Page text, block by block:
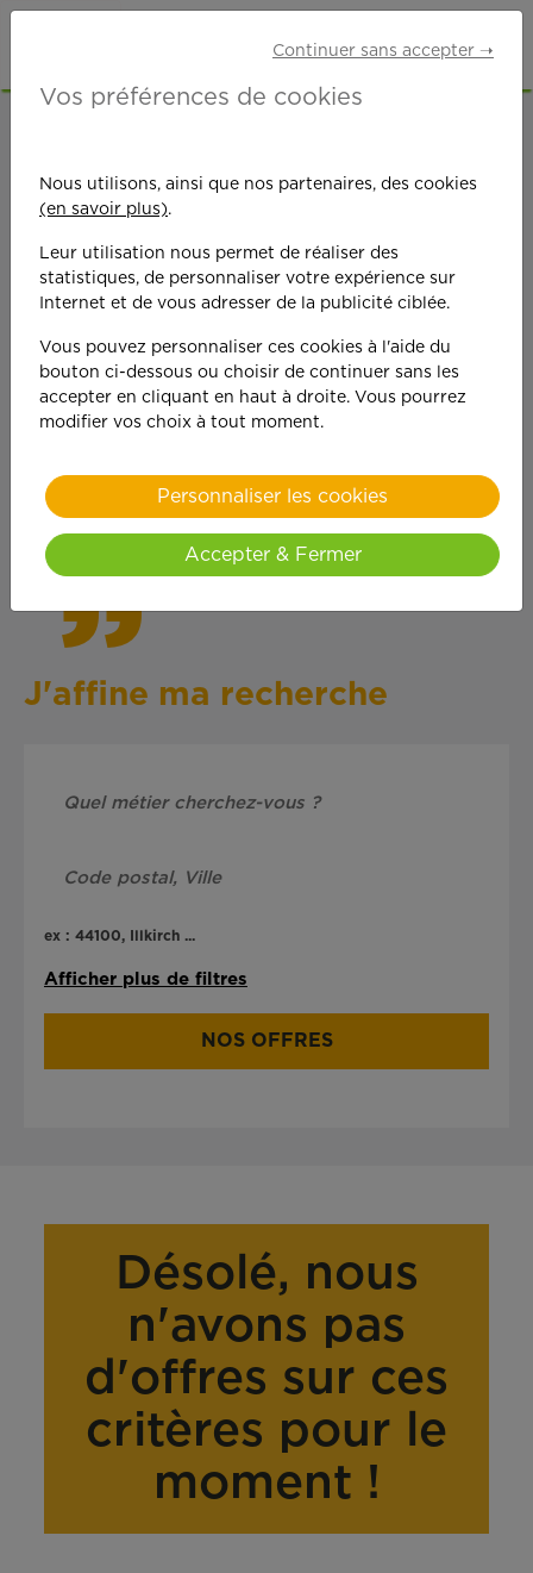
On est toujours plus
performant
quand on y met du
cœur !
J'affine ma recherche
ex : 44100, Illkirch ...
Afficher plus de filtres
NOS OFFRES
Désolé, nous
n'avons pas
d'offres sur ces
critères pour le
moment !
Continuer sans accepter ➝
Vos préférences de cookies
Nous utilisons, ainsi que nos partenaires, des cookies
(en savoir plus).
Leur utilisation nous permet de réaliser des
statistiques, de personnaliser votre expérience sur
Internet et de vous adresser de la publicité ciblée.
Vous pouvez personnaliser ces cookies à l'aide du
bouton ci-dessous ou choisir de continuer sans les
accepter en cliquant en haut à droite. Vous pourrez
modifier vos choix à tout moment.
Personnaliser les cookies
Accepter & Fermer